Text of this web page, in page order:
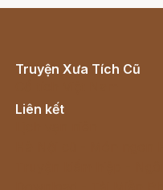
Truyện Xưa Tích Cũ
Liên kết